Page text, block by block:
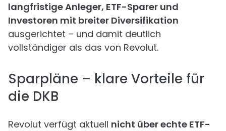
langfristige Anleger, ETF-Sparer und
Investoren mit breiter Diversifikation
ausgerichtet – und damit deutlich
vollständiger als das von Revolut.
Sparpläne – klare Vorteile für
die DKB
Revolut verfügt aktuell nicht über echte ETF-